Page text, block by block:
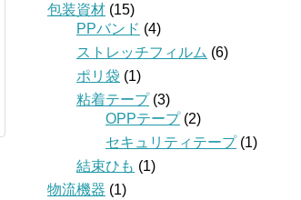
包装資材 (15)
PPバンド (4)
ストレッチフィルム (6)
ポリ袋 (1)
粘着テープ(3)
OPPテープ(2)
セキュリティテープ(1)
結束ひも (1)
物流機器 (1)